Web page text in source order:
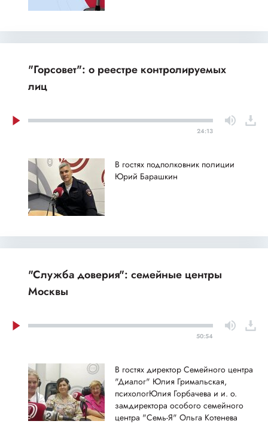
"Горсовет": о реестре контролируемых
лиц
24:13
В гостях подполковник полиции
Юрий Барашкин
"Служба доверия": семейные центры
Москвы
50:54
В гостях директор Семейного центра
"Диалог" Юлия Гримальская,
психологЮлия Горбачева и и. о.
замдиректора особого семейного
центра "Семь-Я" Ольга Котенева